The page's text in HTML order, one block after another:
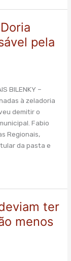
pela
BILENKY –
à zeladoria
demitir o
Fabio
Regionais,
da pasta e
ter
menos